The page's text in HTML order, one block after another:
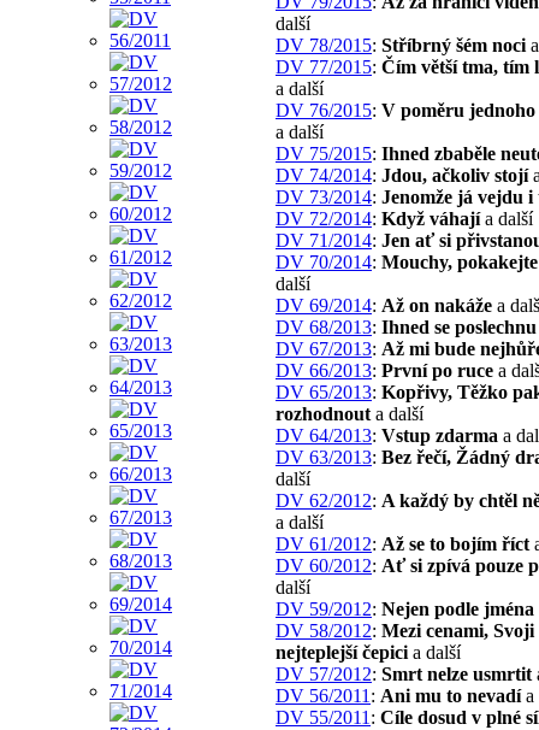
další
DV 78/2015: Stříbrný šém noci
DV 77/2015: Čím větší tma, tím
a další
DV 76/2015: V poměru
a další
DV 75/2015: Ihned zbaběle
DV 74/2014: Jdou, ačkoliv stojí
DV 73/2014: Jenomže já vejdu i
DV 72/2014: Když váhajía další
DV 71/2014: Jen ať si
DV 70/2014: Mouchy, pokakejte
další
DV 69/2014: Až on nakáže a
DV 68/2013: Ihned se poslechnu
DV 67/2013: Až mi bude
DV 66/2013: První po ruce a
DV 65/2013: Kopřivy, Těžko
rozhodnout a další
DV 64/2013: Vstup zdarma a
DV 63/2013: Bez řečí, Žádný
další
DV 62/2012: A každý by chtěl
a další
DV 61/2012: Až se to bojím říct
DV 60/2012: Ať si zpívá pouze
další
DV 59/2012: Nejen podle jména
DV 58/2012: Mezi cenami, Svoji
nejteplejší čepici a další
DV 57/2012: Smrt nelze usmrtit
DV 56/2011 : Ani mu to nevadía
DV 55/2011 : Cíle dosud v plné